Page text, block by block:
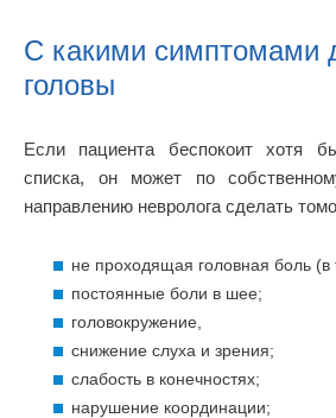
С какими симптомами
головы
Если пациента беспокоит хотя
списка, он может по
направлению невролога сделать
не проходящая головная боль (в
постоянные боли в шее;
головокружение,
снижение слуха и зрения;
слабость в конечностях;
нарушение координации;